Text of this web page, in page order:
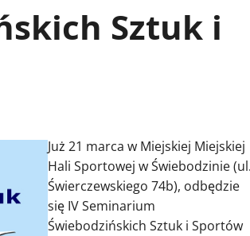
Sztuk i
Już 21 marca w Miejskiej Miejskiej
Hali Sportowej w Świebodzinie (ul.
Świerczewskiego 74b), odbędzie
się IV Seminarium
Świebodzińskich Sztuk i Sportów